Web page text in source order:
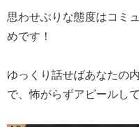
思わせぶりな態度はコミ
めです！
ゆっくり話せばあなたの
で、怖がらずアピールして